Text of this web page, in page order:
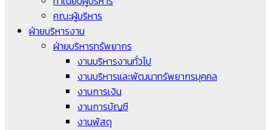
คณะผู้บริหาร
ฝ่ายบริหารงาน
ฝ่ายบริหารทรัพยากร
งานบริหารงานทั่วไป
งานบริหารและพัฒนาทรัพยากรบุคคล
งานการเงิน
งานการบัญชี
งานพัสดุ